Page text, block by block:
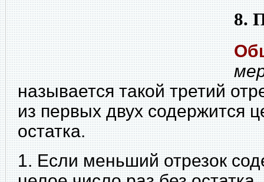
8.
называется такой третий
из первых двух содержится
остатка.
1. Если меньший отрезок